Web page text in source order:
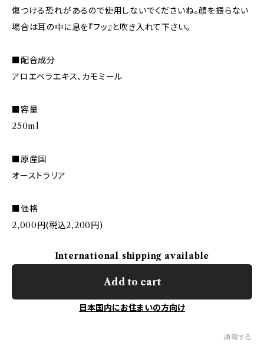
傷つける恐れがあるので使用しないでくださいね。顔を振らない
場合は耳の中に息を『フッ』と吹き入れて下さい。
■配合成分
アロエベラエキス、カモミール
■容量
250ml
■原産国
オーストラリア
■価格
2,000円(税込2,200円)
International shipping available
Add to cart
日本国内にお住まいの方向け
通報する